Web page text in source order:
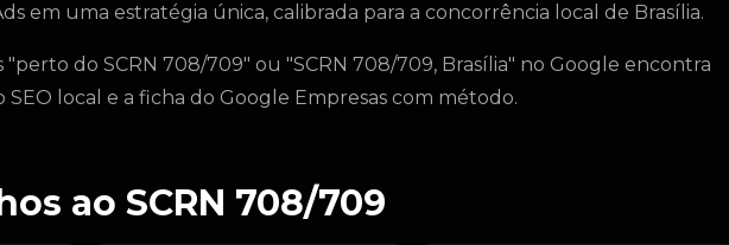
em uma estratégia única, calibrada para a concorrência local de Brasília.
do SCRN 708/709" ou "SCRN 708/709, Brasília" no Google encontra
local e a ficha do Google Empresas com método.
ao SCRN 708/709